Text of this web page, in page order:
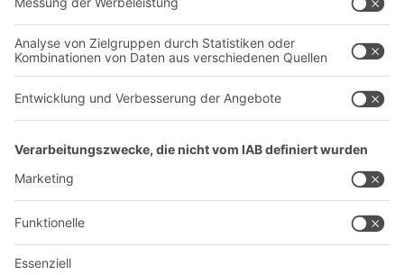
Produktionsstandorte
Karriere
YOUR LIFE.
+41 41 790 20 64